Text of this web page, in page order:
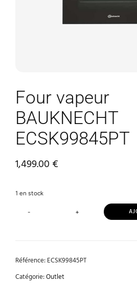
Four vapeur
BAUKNECHT
ECSK99845PT
1,499.00 €
1 en stock
+
-
Référence:ECSK99845PT
Catégorie:Outlet